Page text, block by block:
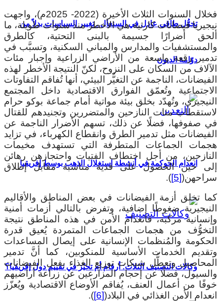
تحوُّل طاقي عادل في السنغال.. تغيير السياسات بدلاً من
دوّامة الديون
انعدام الحوكمة في أنشطة استغلال الذهب بوسط إفريقيا
وكالات التصنيف الثلاث: أرقام أم تحيّز في تقييم دول إفريقيا؟
فخلال السنوات الثلاث الأخيرة (2022- 2025م)، واجهت
نيجيريا فيضانات كارثية هي الأخطر منذ سنوات طويلة، ما
ألحق أضرارًا جسيمة بالبنى التحتية، كالطرق
والمستشفيات والمدارس والمباني السكنية، وتسبَّب في
تدمير رقعة واسعة من الأراضي الزراعية وإجبار مئات
الآلاف من السكان على النزوح، لكنّ النتيجة الأخطر لهذه
الفيضانات، الناجمة عن التغيُّر البيئي، أنها تُفاقم التفاوتات
الاجتماعية وتُعمّق الفوارق الاقتصادية داخل المجتمع
النيجيري، وتُهدّد بخلق بيئة مواتية أمام جماعة بوكو حرام
لاستقطاب مئات النازحين والمتضررين وتجنيدهم للقتال
في صفوفها، فضلًا عن ذلك، تسهم الأضرار الناجمة عن
الفيضانات مثل تدمير الطرق وانقطاع الكهرباء، في تزايد
هجمات الجماعات المتطرفة التي تستهدف مخيمات
النازحين، من أجل اختطاف الفتيات واحتجازهن رهائن
إلى حين الحصول على فدية مناسبة مقابل إطلاق
سراحهن([5]
).
كما تخلق أزمة الفيضانات في بعض المناطق والأقاليم
النيجيرية ضغوطًا إضافية، وتفرض بالتالي أزمات أمنية
وإنسانية مركبة، فانعدام الأمن في هذه المناطق نتيجة
التخوُّف من هجمات الجماعات المتمردة يُعيق قدرة
الحكومة والمُنظمات الإنسانية على إيصال المساعدات
وتقديم الخدمات الأساسية للمنكوبين، كما أنَّ تدمير
المحاصيل وتعطُّل شبكات توزيع الغذاء بفعل الفيضانات
والسيول، فضلًا عن إحجام المزارعين عن زراعة أراضيهم
خوفًا من أعمال العنف، يُفاقم الأوضاع الاقتصادية ويُعزّز
انعدام الأمن الغذائي في البلاد([6]
).